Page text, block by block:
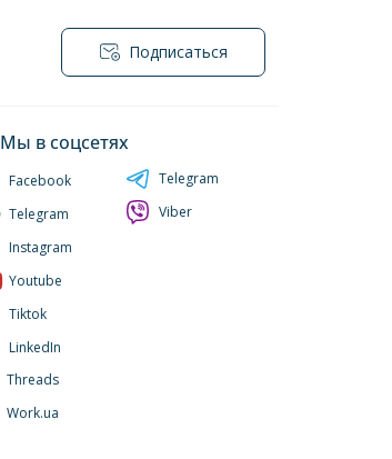
Подписаться
Мы в соцсетях
Facebook
Telegram
Instagram
Youtube
Tiktok
LinkedIn
Threads
Work.ua
Telegram
Viber